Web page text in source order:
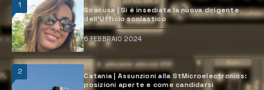
1
Siracusa | Si è insediata la nuova dirigente
dell’Ufficio scolastico
6 FEBBRAIO 2024
2
Catania | Assunzioni alla StMicroelectronics:
posizioni aperte e come candidarsi